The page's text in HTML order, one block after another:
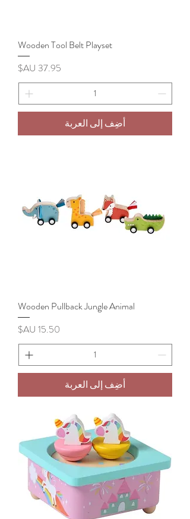
Wooden Tool Belt Playset
السعر
أضِف إلى العربة
Wooden Pullback Jungle Animal
السعر
أضِف إلى العربة